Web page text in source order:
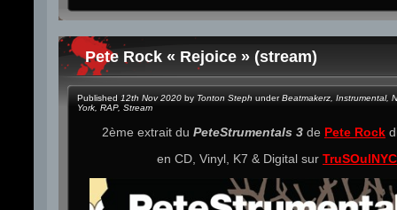
Pete Rock « Rejoice » (stream)
Published 12th Nov 2020 by Tonton Steph underBeatmakerz Instrumental,
York RAP, Stream
2ème extrait du PeteStrumentals 3 de Pete Rock
en CD, Vinyl, K7 & Digital sur